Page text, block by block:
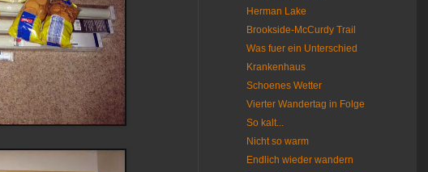
Herman Lake
Brookside-McCurdy Trail
Was fuer ein Unterschied
Krankenhaus
Schoenes Wetter
Vierter Wandertag in Folge
So kalt...
Nicht so warm
Endlich wieder wandern